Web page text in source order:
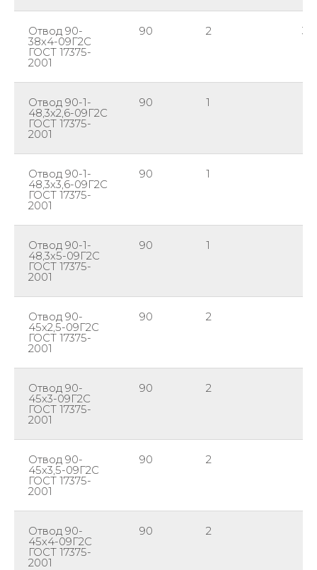
Отвод 90-
38х4-09Г2С
ГОСТ 17375-
2001
90 2 38
Отвод 90-1-
48,3х2,6-09Г2С
ГОСТ 17375-
2001
90 1
Отвод 90-1-
48,3х3,6-09Г2С
ГОСТ 17375-
2001
90 1
Отвод 90-1-
48,3х5-09Г2С
ГОСТ 17375-
2001
90 1
Отвод 90-
45х2,5-09Г2С
ГОСТ 17375-
2001
90 2
Отвод 90-
45х3-09Г2С
ГОСТ 17375-
2001
90 2
Отвод 90-
45х3,5-09Г2С
ГОСТ 17375-
2001
90 2
Отвод 90-
45х4-09Г2С
ГОСТ 17375-
2001
90 2